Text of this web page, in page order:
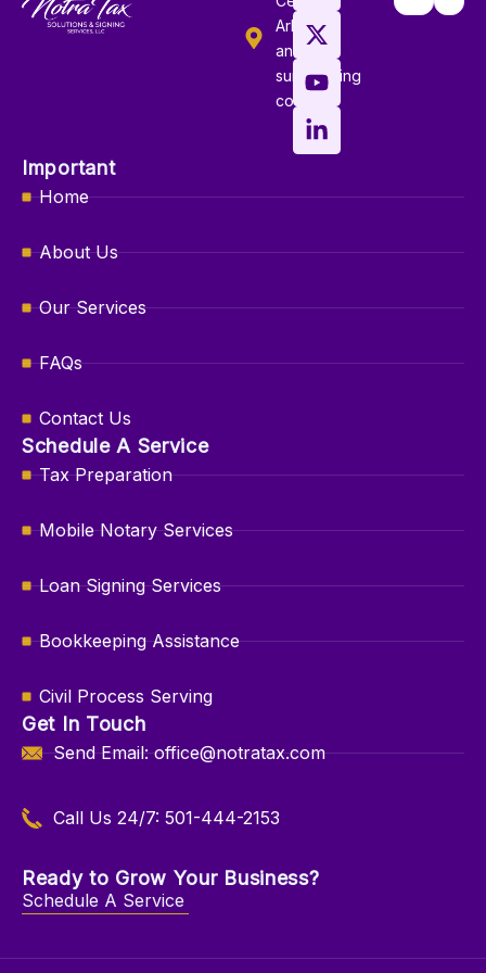
Arkansas
and
surrounding
counties
c
e
b
o
k
t
w
i
t
e
u
t
u
b
n
k
e
d
n
Important
Home
About Us
Our Services
FAQs
Contact Us
Schedule A Service
Tax Preparation
Mobile Notary Services
Loan Signing Services
Bookkeeping Assistance
Civil Process Serving
Get In Touch
Send Email: office@notratax.com
Call Us 24/7: 501-444-2153
Ready to Grow Your Business?
Schedule A Service